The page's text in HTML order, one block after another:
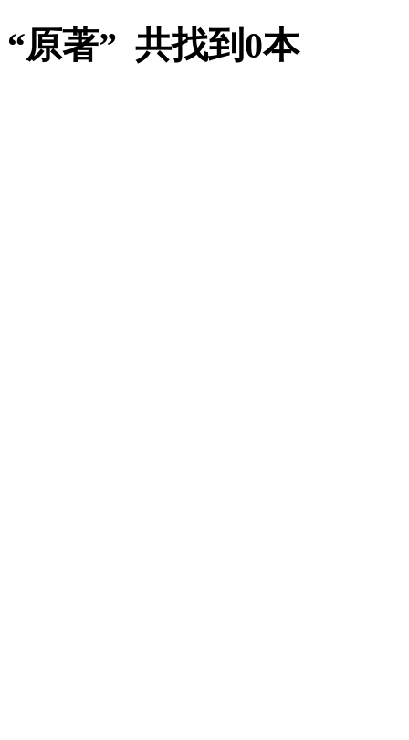
“原著” 共找到0本